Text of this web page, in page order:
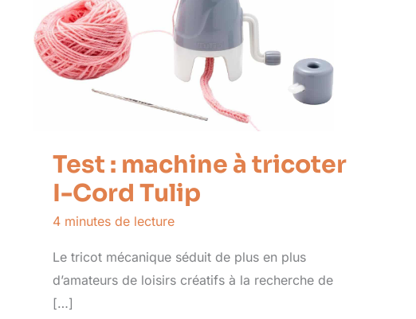
Test : machine à tricoter
I-Cord Tulip
4 minutes de lecture
Le tricot mécanique séduit de plus en plus
d’amateurs de loisirs créatifs à la recherche de
[…]